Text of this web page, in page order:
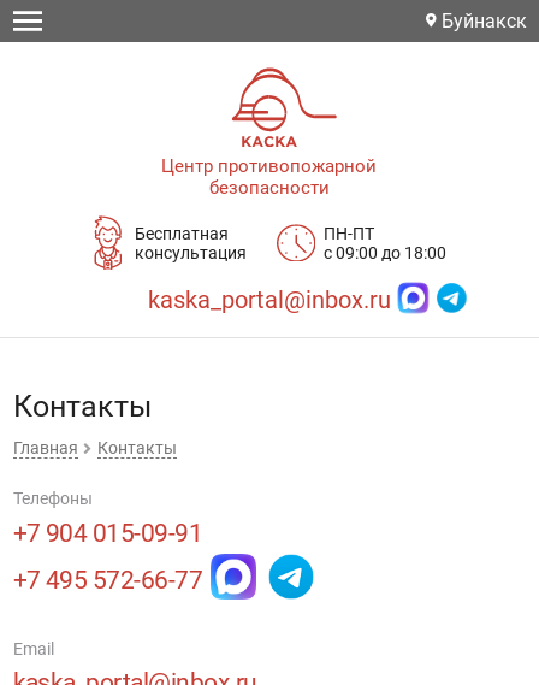
Буйнакск
Центр противопожарной
безопасности
Бесплатная
консультация
ПН-ПТ
с 09:00 до 18:00
kaska_portal@inbox.ru
Контакты
Главная Контакты
Телефоны
+7 904 015-09-91
+7 495 572-66-77
Email